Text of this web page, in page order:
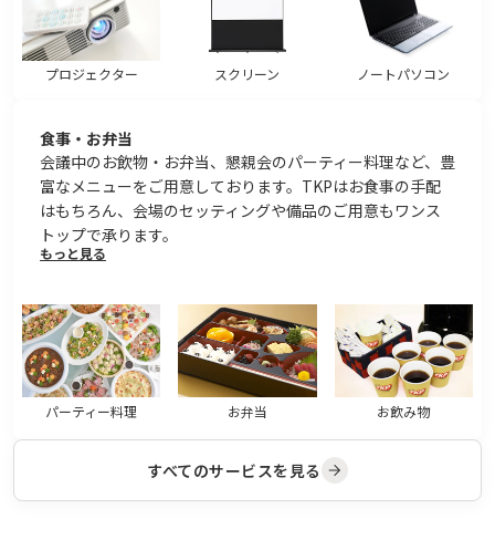
プロジェクター スクリーン ノートパソコン
食事・お弁当
会議中のお飲物・お弁当、懇親会のパーティー料理など、豊
富なメニューをご用意しております。TKPはお食事の手配
はもちろん、会場のセッティングや備品のご用意もワンス
トップで承ります。
もっと見る
パーティー料理 お弁当 お飲み物
すべてのサービスを見る